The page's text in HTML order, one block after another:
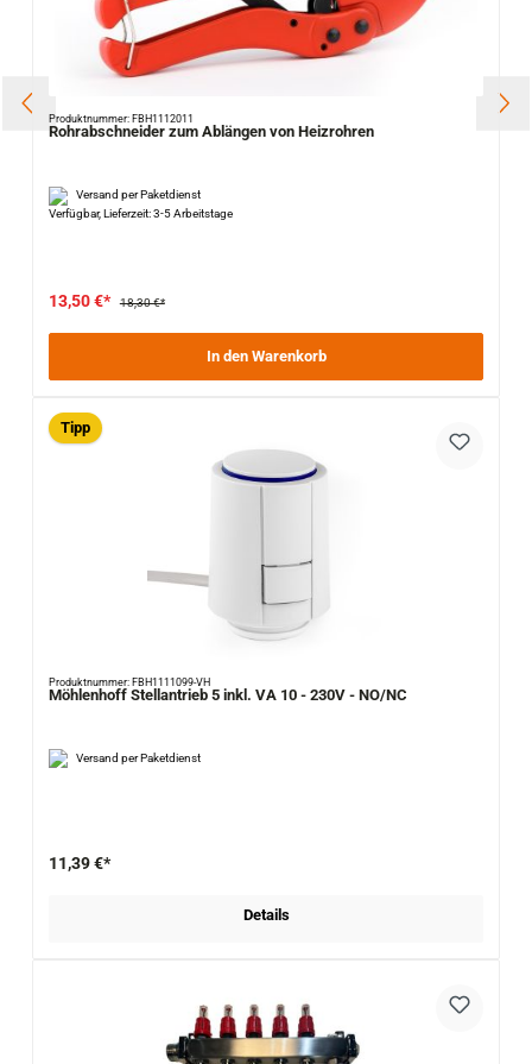
Produktnummer: FBH1112011
Rohrabschneider zum Ablängen von Heizrohren
Versand per Paketdienst
Verfügbar, Lieferzeit: 3-5 Arbeitstage
13,50 €* 18,30 €*
In den Warenkorb
Tipp
Produktnummer: FBH1111099-VH
Möhlenhoff Stellantrieb 5 inkl. VA 10 - 230V - NO/NC
Versand per Paketdienst
11,39 €*
Details